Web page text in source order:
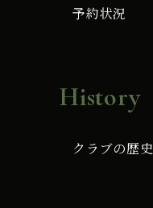
予約状況
History
クラブの歴史